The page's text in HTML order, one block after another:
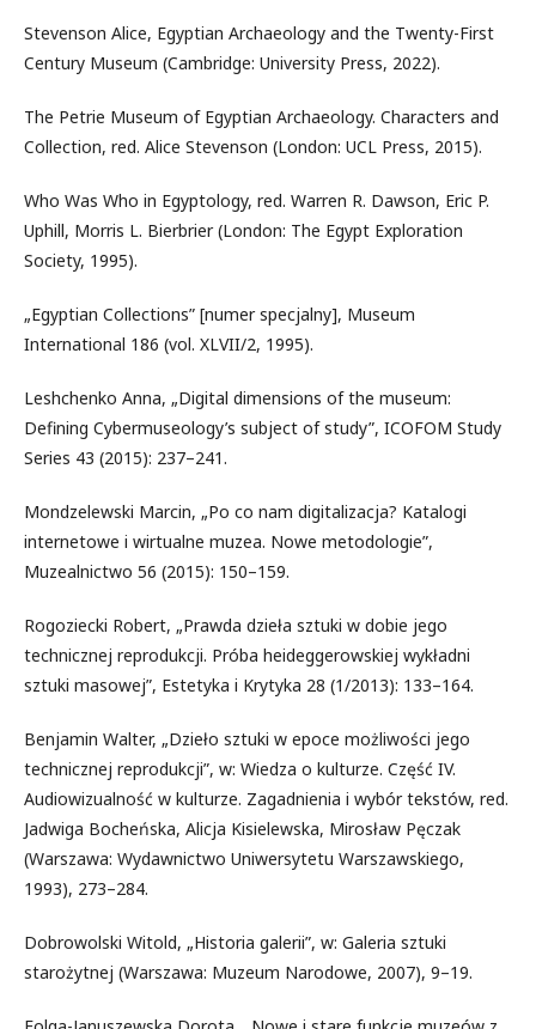
Stevenson Alice, Egyptian Archaeology and the Twenty-First
Century Museum (Cambridge: University Press, 2022).
The Petrie Museum of Egyptian Archaeology. Characters and
Collection, red. Alice Stevenson (London: UCL Press, 2015).
Who Was Who in Egyptology, red. Warren R. Dawson, Eric P.
Uphill, Morris L. Bierbrier (London: The Egypt Exploration
Society, 1995).
„Egyptian Collections” [numer specjalny], Museum
International 186 (vol. XLVII/2, 1995).
Leshchenko Anna, „Digital dimensions of the museum:
Defining Cybermuseology’s subject of study”, ICOFOM Study
Series 43 (2015): 237–241.
Mondzelewski Marcin, „Po co nam digitalizacja? Katalogi
internetowe i wirtualne muzea. Nowe metodologie”,
Muzealnictwo 56 (2015): 150–159.
Rogoziecki Robert, „Prawda dzieła sztuki w dobie jego
technicznej reprodukcji. Próba heideggerowskiej wykładni
sztuki masowej”, Estetyka i Krytyka 28 (1/2013): 133–164.
Benjamin Walter, „Dzieło sztuki w epoce możliwości jego
technicznej reprodukcji”, w: Wiedza o kulturze. Część IV.
Audiowizualność w kulturze. Zagadnienia i wybór tekstów, red.
Jadwiga Bocheńska, Alicja Kisielewska, Mirosław Pęczak
(Warszawa: Wydawnictwo Uniwersytetu Warszawskiego,
1993), 273–284.
Dobrowolski Witold, „Historia galerii”, w: Galeria sztuki
starożytnej (Warszawa: Muzeum Narodowe, 2007), 9–19.